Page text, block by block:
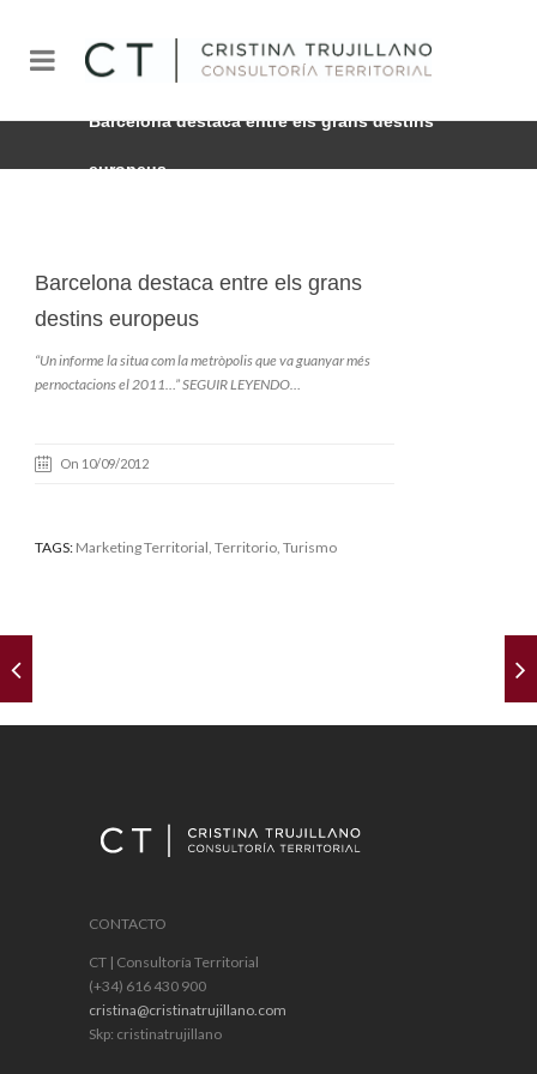
Barcelona destaca entre els grans destins
europeus
Barcelona destaca entre els grans
destins europeus
“Un informe la situa com la metròpolis que va guanyar més
pernoctacions el 2011…”SEGUIR LEYENDO…
On 10/09/2012
TAGS: Marketing Territorial Territorio , Turismo
CONTACTO
CT | Consultoría Territorial
(+34) 616 430 900
cristina@cristinatrujillano.com
Skp: cristinatrujillano